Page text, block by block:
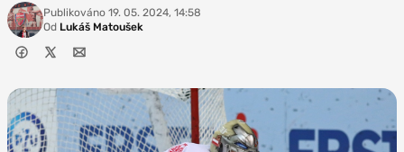
Publikováno 19. 05. 2024, 14:58
Od Lukáš Matoušek